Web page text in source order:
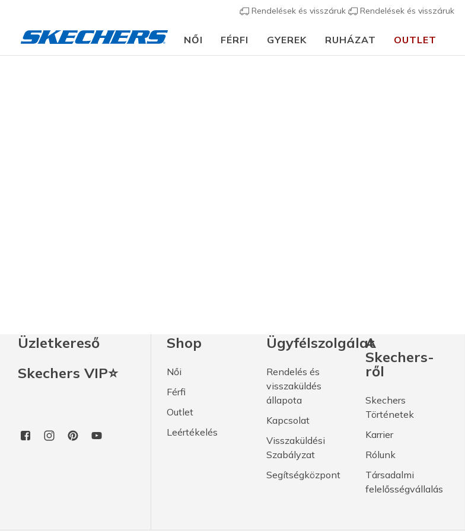
Rendelések és visszáruk Rendelések és visszáruk
NŐI FÉRFI GYEREK RUHÁZAT OUTLET
Üzletkereső
Skechers VIP⭐
Shop
Női
Férfi
Outlet
Leértékelés
Ügyfélszolgálat
Rendelés és
visszaküldés
állapota
Kapcsolat
Visszaküldési
Szabályzat
Segítségközpont
A
Skechers-
ről
Skechers
Történetek
Karrier
Rólunk
Társadalmi
felelősségvállalás